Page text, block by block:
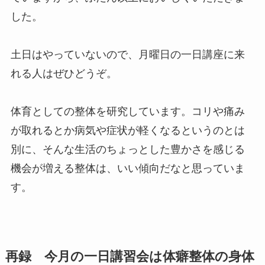
した。
土日はやっていないので、月曜日の一日講座に来
れる人はぜひどうぞ。
体育としての整体を研究しています。コリや痛み
が取れるとか病気や症状が軽くなるというのとは
別に、そんな生活のちょっとした豊かさを感じる
機会が増える整体は、いい傾向だなと思っていま
す。
再録 今月の一日講習会は体癖整体の身体